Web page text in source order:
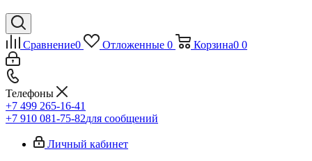
Сравнение0 Отложенные 0 Корзина0 0
Телефоны
+7 499 265-16-41
+7 910 081-75-82для сообщений
Личный кабинет